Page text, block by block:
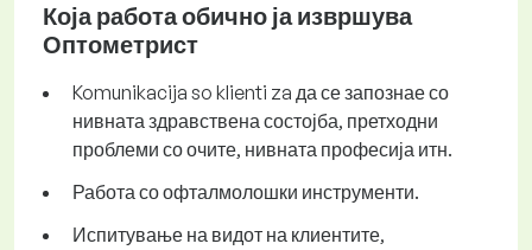
Која работа обично ја извршува
Оптометрист
Komunikacija so klienti za да се запознае со
нивната здравствена состојба, претходни
проблеми со очите, нивната професија итн.
Работа со офталмолошки инструменти.
Испитување на видот на клиентите,